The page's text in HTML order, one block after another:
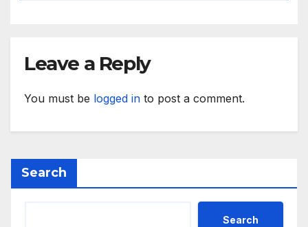
Leave a Reply
You must be logged in to post a comment.
Search
Search